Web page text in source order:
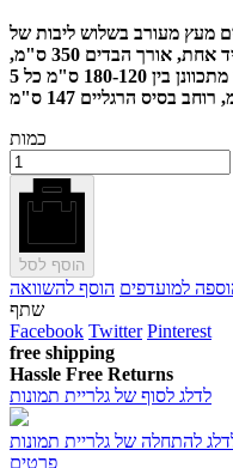
מעץ מעורב בשלוש ליבות של
סיבי זכוכית, אפשרות שינוי גובה ורוחב ביד אחת, אורך הבדים 350 ס"מ,
רוחב מתכוונן בין 41 ל 61 ס"מ, גובה מתכוונן בין 180-120 ס"מ כל 5
כמות
הוסף לסל
למועדפים הוסף להשוואה
שתף
Facebook Twitter Pinterest
free shipping
Hassle Free Returns
לדלג לסוף של גלריית תמונות
להתחלה של גלריית תמונות
פרטים